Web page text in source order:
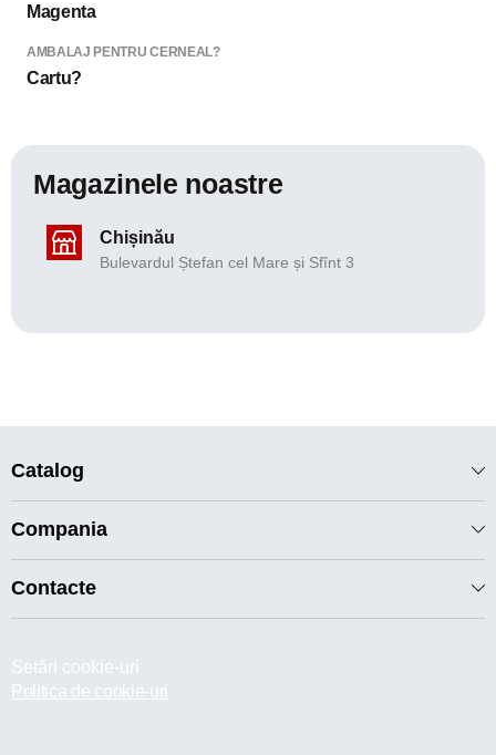
Magenta
AMBALAJ PENTRU CERNEAL?
Cartu?
Magazinele noastre
Chișinău
Bulevardul Ștefan cel Mare și Sfînt 3
Catalog
Compania
Contacte
Setări cookie-uri
Politica de cookie-uri